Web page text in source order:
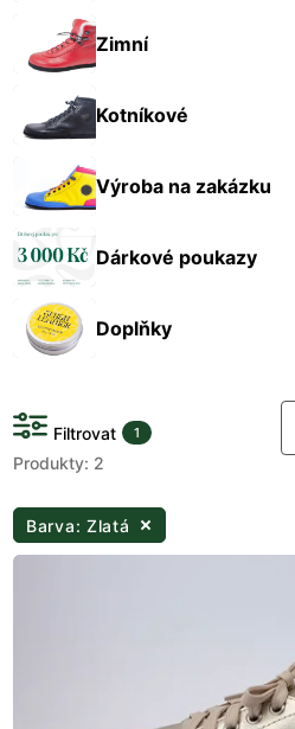
Zimní
Kotníkové
Výroba na zakázku
Dárkové poukazy
Doplňky
Filtrovat 1
Produkty: 2
Barva: Zlatá